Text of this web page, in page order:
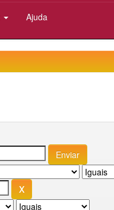
Ajuda